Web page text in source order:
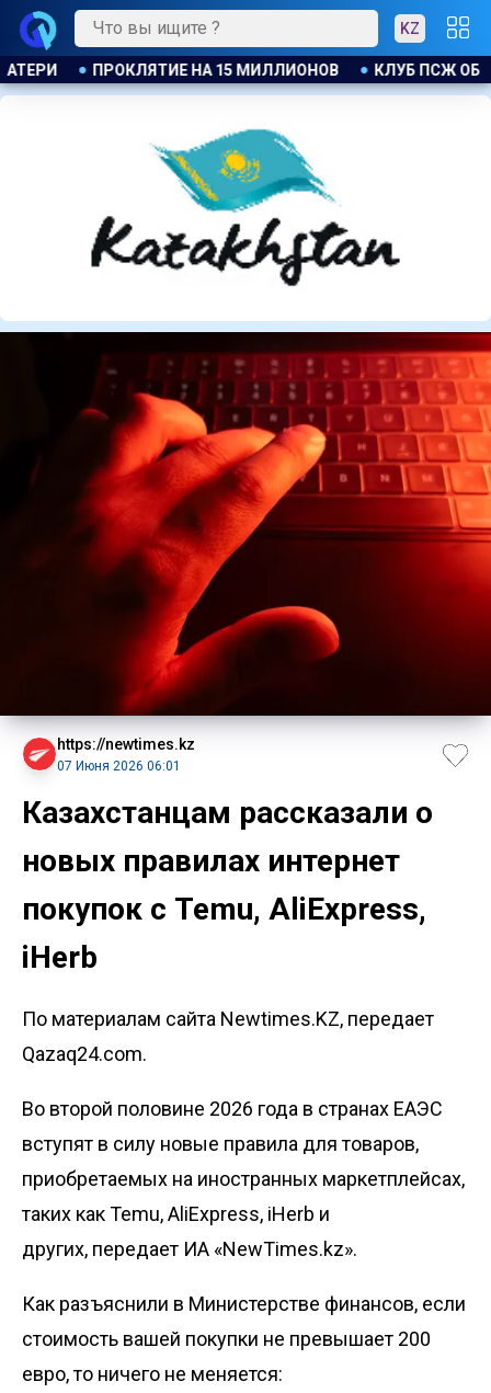
KZ
ОБЪЯВИЛ ОБ ОТКРЫТИИ СВОЕЙ ФУТБОЛЬНОЙ АКАДЕМИИ
https://newtimes.kz
07 Июня 2026 06:01
Казахстанцам рассказали о
новых правилах интернет
покупок с Temu, AliExpress,
iHerb
По материалам сайта Newtimes.KZ, передает
Qazaq24.com.
Во второй половине 2026 года в странах ЕАЭС
вступят в силу новые правила для товаров,
приобретаемых на иностранных маркетплейсах,
таких как Temu, AliExpress, iHerb и
других, передает ИА «NewTimes.kz».
Как разъяснили в Министерстве финансов, если
стоимость вашей покупки не превышает 200
евро, то ничего не меняется: